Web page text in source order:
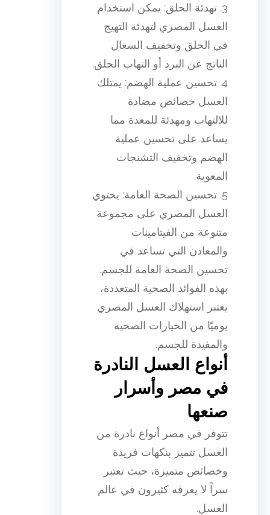
3. تهدئة الحلق: يمكن استخدام
العسل المصري لتهدئة التهيج
في الحلق وتخفيف السعال
الناتج عن البرد أو التهاب الحلق.
4. تحسين عملية الهضم: يمتلك
العسل خصائص مضادة
للالتهاب ومهدئة للمعدة مما
يساعد على تحسين عملية
الهضم وتخفيف التشنجات
المعوية.
5. تحسين الصحة العامة: يحتوي
العسل المصري على مجموعة
متنوعة من الفيتامينات
والمعادن التي تساعد في
تحسين الصحة العامة للجسم.
بهذه الفوائد الصحية المتعددة،
يعتبر استهلاك العسل المصري
يوميًا من الخيارات الصحية
والمفيدة للجسم.
أنواع العسل النادرة
في مصر وأسرار
صنعها
تتوفر في مصر أنواع نادرة من
العسل تتميز بنكهات فريدة
وخصائص متميزة، حيث تعتبر
سراً لا يعرفه كثيرون في عالم
العسل.